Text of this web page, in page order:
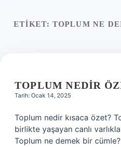
ETIKET: TOPLUM NE
TOPLUM NEDIR
Tarih: Ocak 14, 2025
Toplum nedir kısaca özet?
birlikte yaşayan canlı
Toplum ne demek bir